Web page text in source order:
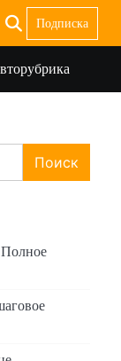
Подписка
Поиск